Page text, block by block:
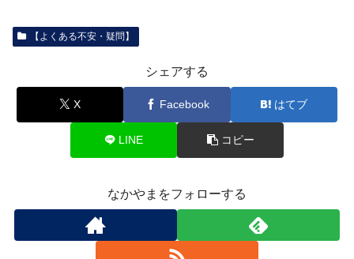
【よくある不安・疑問】
シェアする
X Facebook はてブ
LINE コピー
なかやまをフォローする